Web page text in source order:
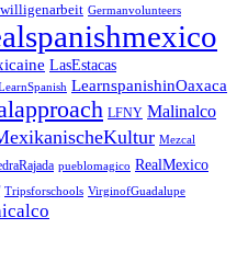
Germanvolunteers
LasEstacas
LearnspanishinOaxaca
LFNY Malinalco
Mezcal
pueblomagico RealMexico
Tripsforschools VirginofGuadalupe